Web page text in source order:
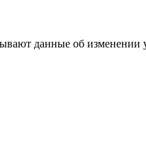
данные об изменении